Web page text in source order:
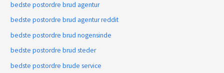
bedste postordre brud agentur
bedste postordre brud agentur reddit
bedste postordre brud nogensinde
bedste postordre brud steder
bedste postordre brude service